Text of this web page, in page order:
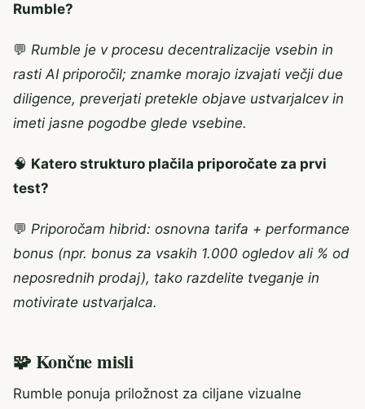
Rumble?
💬 Rumble je v procesu decentralizacije vsebin in
rasti AI priporočil; znamke morajo izvajati večji due
diligence, preverjati pretekle objave ustvarjalcev in
imeti jasne pogodbe glede vsebine.
🧠 Katero strukturo plačila priporočate za prvi
test?
💬 Priporočam hibrid: osnovna tarifa + performance
bonus (npr. bonus za vsakih 1.000 ogledov ali % od
neposrednih prodaj), tako razdelite tveganje in
motivirate ustvarjalca.
🧩 Končne misli
Rumble ponuja priložnost za ciljane vizualne